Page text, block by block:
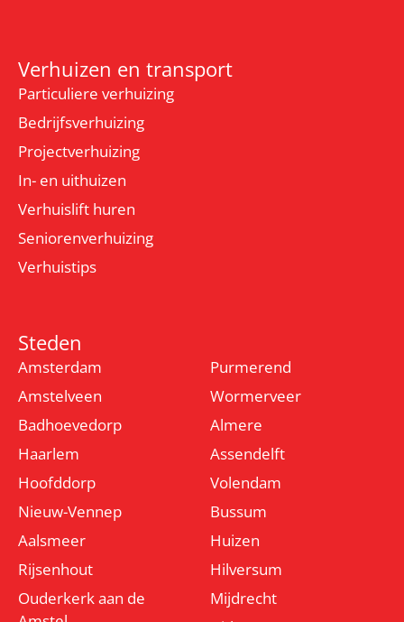
Verhuizen en transport
Particuliere verhuizing
Bedrijfsverhuizing
Projectverhuizing
In- en uithuizen
Verhuislift huren
Seniorenverhuizing
Verhuistips
Steden
Amsterdam
Amstelveen
Badhoevedorp
Haarlem
Hoofddorp
Nieuw-Vennep
Aalsmeer
Rijsenhout
Ouderkerk aan de
Purmerend
Wormerveer
Almere
Assendelft
Volendam
Bussum
Huizen
Hilversum
Mijdrecht